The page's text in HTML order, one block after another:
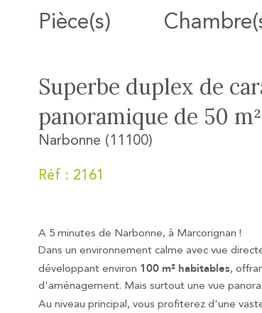
Pièce(s)
Superbe duplex de
panoramique de 50
Narbonne (11100)
Réf : 2161
A 5 minutes de Narbonne, à Marcorignan !
Dans un environnement calme avec vue
développant environ 100 m² habitables,
d'aménagement. Mais surtout une vue
Au niveau principal, vous profiterez d'une